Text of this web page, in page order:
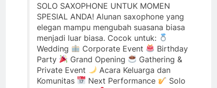
SOLO SAXOPHONE UNTUK MOMEN
SPESIAL ANDA! Alunan saxophone yang
elegan mampu mengubah suasana biasa
menjadi luar biasa. Cocok untuk:
Wedding
Corporate Event
Birthday
Party
Grand Opening
Gathering &
Private Event
Acara Keluarga dan
Komunitas
Next Performance
Solo